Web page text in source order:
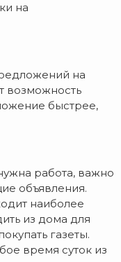
на
на
возможность
быстрее,
работа, важно
объявления.
наиболее
из дома для
газеты.
время суток из